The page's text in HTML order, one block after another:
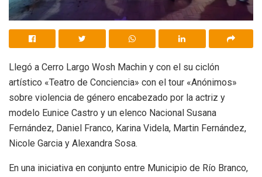
Llegó a Cerro Largo Wosh Machin y con el su ciclón
artístico «Teatro de Conciencia» con el tour «Anónimos»
sobre violencia de género encabezado por la actriz y
modelo Eunice Castro y un elenco Nacional Susana
Fernández, Daniel Franco, Karina Videla, Martin Fernández,
Nicole Garcia y Alexandra Sosa.
En una iniciativa en conjunto entre Municipio de Río Branco,